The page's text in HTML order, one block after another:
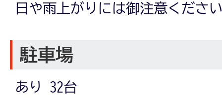
日や雨上がりには御注意くださ
駐車場
あり 32台